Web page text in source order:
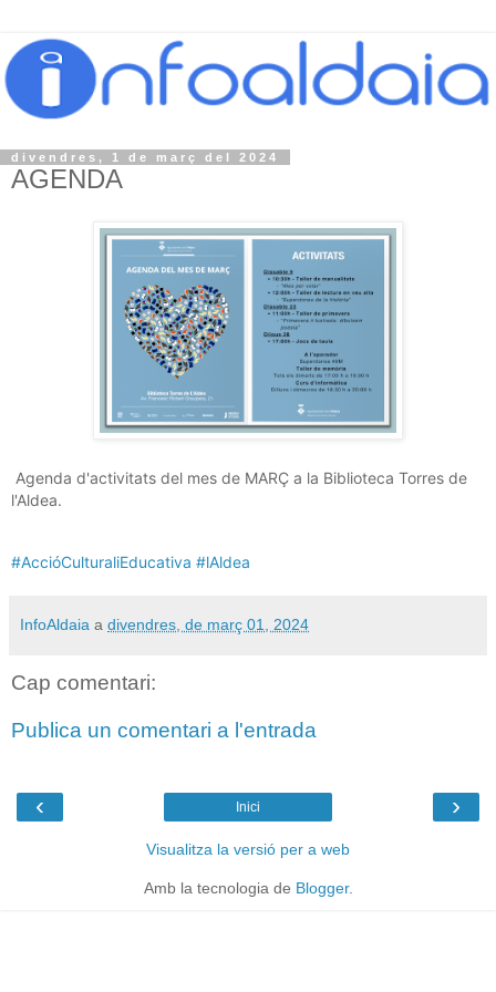
divendres, 1 de març del 2024
AGENDA
Agenda d'activitats del mes de MARÇ a la Biblioteca Torres de
l'Aldea.
#AccióCulturaliEducativa #lAldea
InfoAldaia a divendres, de març 01, 2024
Cap comentari:
Publica un comentari a l'entrada
‹ ›
Inici
Visualitza la versió per a web
Amb la tecnologia de Blogger.